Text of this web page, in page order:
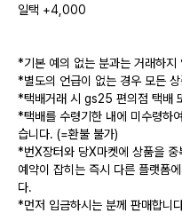
일택 +4,000
*기본 예의 없는 분과는 거래하지
*별도의 언급이 없는 경우 모든
*택배거래 시 gs25 편의점 택배
*택배를 수령기한 내에 미수령하
습니다. (=환불 불가)
*번X장터와 당X마켓에 상품을
예약이 잡히는 즉시 다른 플랫폼
다.
*먼저 입금하시는 분께 판매합니